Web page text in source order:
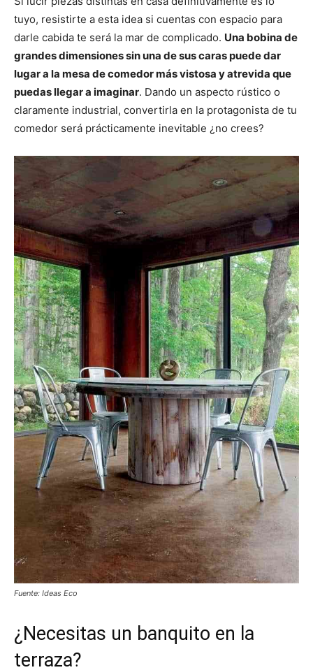
tuyo, resistirte a esta idea si cuentas con espacio para
darle cabida te será la mar de complicado. Una bobina de
grandes dimensiones sin una de sus caras puede dar
lugar a la mesa de comedor más vistosa y atrevida que
puedas llegar a imaginar. Dando un aspecto rústico o
claramente industrial, convertirla en la protagonista de tu
comedor será prácticamente inevitable ¿no crees?
Fuente: Ideas Eco
¿Necesitas un banquito en la
terraza?